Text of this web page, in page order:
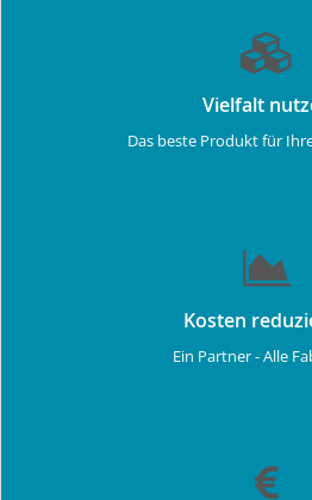
Vielfalt
Das beste Produkt für
Kosten
Ein Partner - Alle